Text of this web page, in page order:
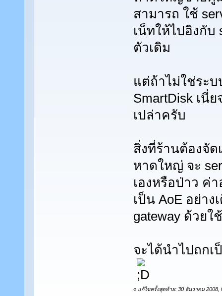
สามารถ ใช้
เน็ทให้ไปอิงกับ
ตัวเดิม
แต่ถ้าไม่ใช่ระ
SmartDisk เนี่
เปล่าครับ
สิ่งที่ร้านต้องจัด
หาดใหญ่ จะ
เองหรือป่าว ค่
เป็น AoE อย่า
gateway ด้วย
จะได้นำไปถก
« แก้ไขครั้งสุดท้าย: 30 ธันวาคม 2008,